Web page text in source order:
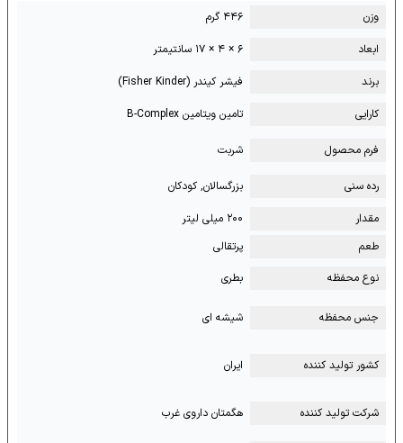
وزن
۴۴۶ گرم
ابعاد
۶ × ۴ × ۱۷ سانتیمتر
برند
فیشر کیندر (Fisher Kinder)
کارایی
تامین ویتامین B-Complex
فرم محصول شربت
رده سنی
بزرگسالان, کودکان
مقدار
۲۰۰ میلی لیتر
طعم
پرتقالی
نوع محفظه
بطری
جنس محفظه شیشه ای
کشور تولید کننده ایران
شرکت تولید کننده هگمتان داروی غرب